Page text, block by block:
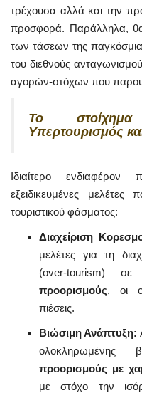
τρέχουσα αλλά και την
προσφορά. Παράλληλα, θα
των τάσεων της
του διεθνούς
αγορών-στόχων που
Το
Υπερτουρισμός
Ιδιαίτερο
εξειδικευμένες
τουριστικού φάσματος:
Διαχείριση
μελέτες για τη
(over-tourism) σε
προορισμούς, οι
πιέσεις.
Βιώσιμη Ανάπτυξη:
ολοκληρωμένης
προορισμούς με
με στόχο την